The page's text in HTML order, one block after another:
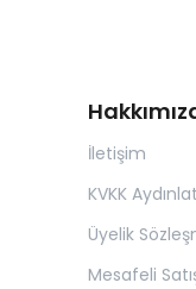
İletişim
KVKK
Üyelik
Mesafeli